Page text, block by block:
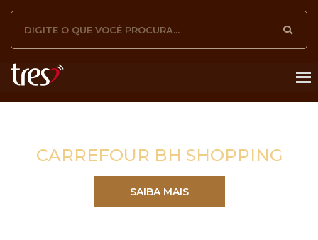
CARREFOUR BH SHOPPING
SAIBA MAIS